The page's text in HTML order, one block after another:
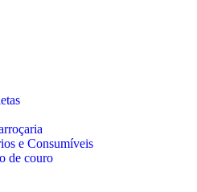
e Consumíveis
de couro